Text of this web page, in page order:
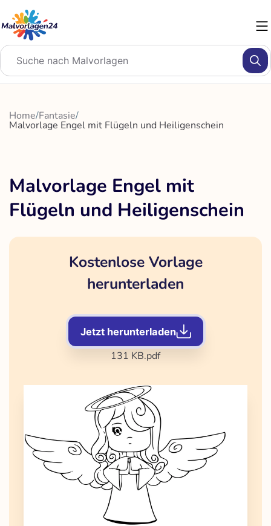
Inhalt
springen
Home/Fantasie/
Malvorlage Engel mit Flügeln und Heiligenschein
Malvorlage Engel mit
Flügeln und Heiligenschein
Kostenlose Vorlage
herunterladen
Jetzt herunterladen
131 KB.pdf